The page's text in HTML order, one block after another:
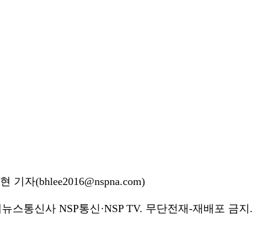
기자(bhlee2016@nspna.com)
스통신사 NSP통신·NSP TV. 무단전재-재배포 금지.